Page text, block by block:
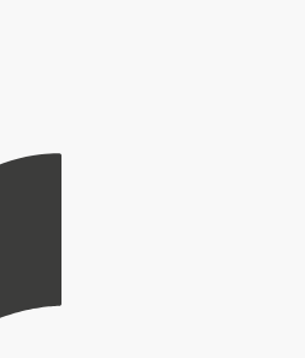
ganz persönliche Worte. Ich